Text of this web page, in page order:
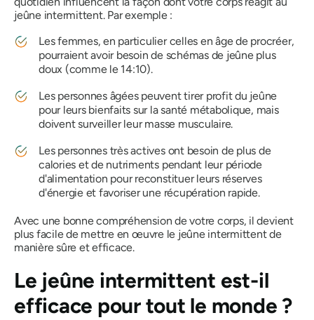
jeûne intermittent. Par exemple :
Les femmes, en particulier celles en âge de procréer,
pourraient avoir besoin de schémas de jeûne plus
doux (comme le 14:10).
Les personnes âgées peuvent tirer profit du jeûne
pour leurs bienfaits sur la santé métabolique, mais
doivent surveiller leur masse musculaire.
Les personnes très actives ont besoin de plus de
calories et de nutriments pendant leur période
d'alimentation pour reconstituer leurs réserves
d'énergie et favoriser une récupération rapide.
Avec une bonne compréhension de votre corps, il devient
plus facile de mettre en œuvre le jeûne intermittent de
manière sûre et efficace.
Le jeûne intermittent est-il
efficace pour tout le monde ?